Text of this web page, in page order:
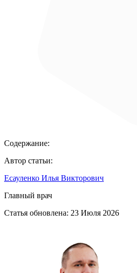
Содержание:
Автор статьи:
Есауленко Илья Викторович
Главный врач
Статья обновлена: 23 Июля 2026